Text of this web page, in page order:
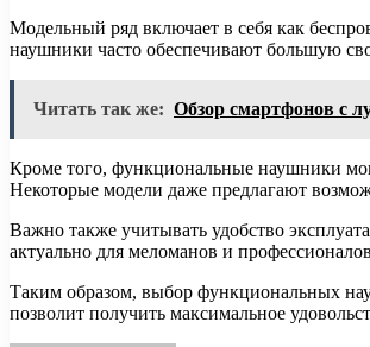
Модельный ряд включает в себя как
наушники часто обеспечивают большую
Читать так же: Обзор смартфонов с
Кроме того, функциональные наушники
Некоторые модели даже предлагают
Важно также учитывать удобство
актуально для меломанов и
Таким образом, выбор функциональных
позволит получить максимальное